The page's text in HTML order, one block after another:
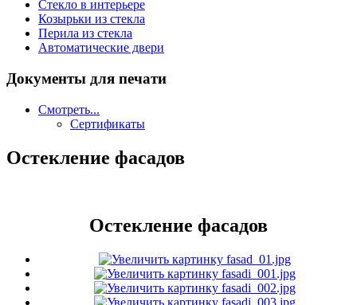
Стекло в интерьере
Козырьки из стекла
Перила из стекла
Автоматические двери
Документы для печати
Смотреть...
Сертификаты
Остекление фасадов
Остекление фасадов